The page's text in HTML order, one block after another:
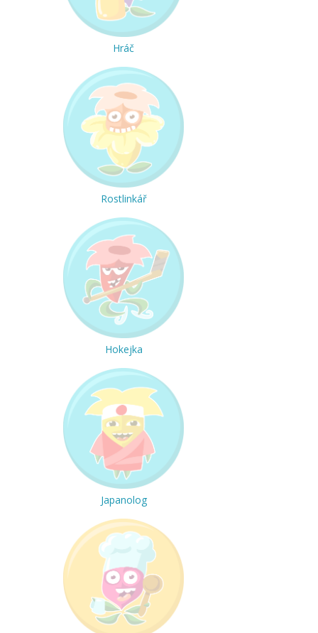
Hráč
Rostlinkář
Hokejka
Japanolog